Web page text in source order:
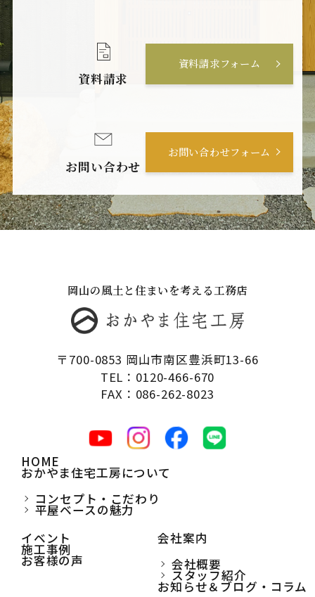
資料請求
資料請求フォーム
お問い合わせ
お問い合わせフォーム
岡山の風土と住まいを考える工務店
〒700-0853 岡山市南区豊浜町13-66
TEL：0120-466-670
FAX：086-262-8023
HOME
おかやま住宅工房について
コンセプト・こだわり
平屋ベースの魅力
イベント
施工事例
お客様の声
会社案内
会社概要
スタッフ紹介
お知らせ＆ブログ・コラム